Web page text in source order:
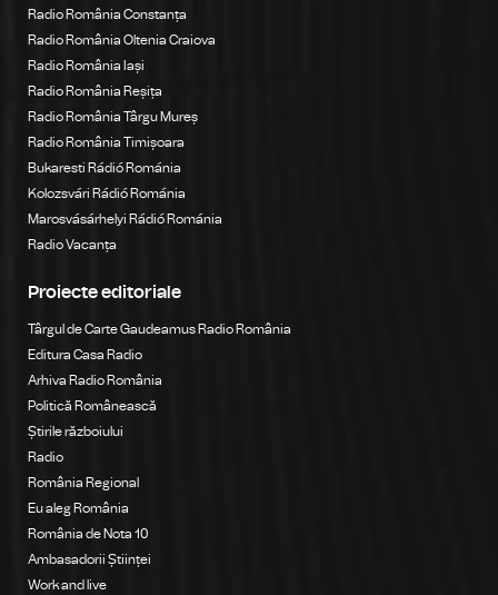
Radio România Constanța
Radio România Oltenia Craiova
Radio România Iași
Radio România Reșița
Radio România Târgu Mureș
Radio România Timișoara
Bukaresti Rádió Románia
Kolozsvári Rádió Románia
Marosvásárhelyi Rádió Románia
Radio Vacanța
Proiecte editoriale
Târgul de Carte Gaudeamus Radio România
Editura Casa Radio
Arhiva Radio România
Politică Românească
Știrile războiului
Radio
România Regional
Eu aleg România
România de Nota 10
Ambasadorii Științei
Work and live